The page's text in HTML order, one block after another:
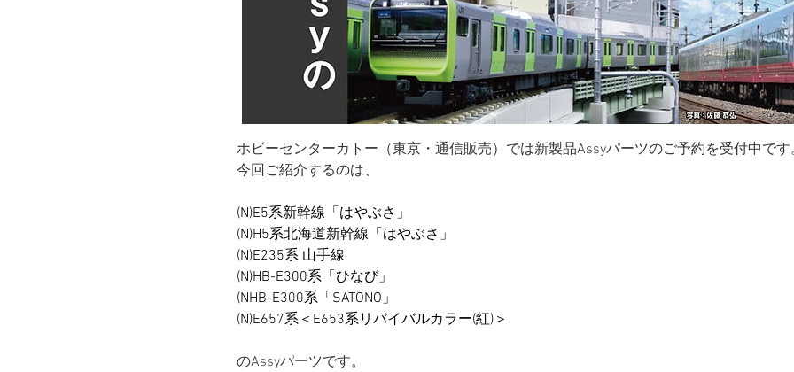
ホビーセンターカトー（東京・通信販売）では新製品Assyパーツのご予約を受付中です
今回ご紹介するのは、
(N)E5系新幹線「はやぶさ」
(N)H5系北海道新幹線「はやぶさ」
(N)E235系 山手線
(N)HB-E300系「ひなび」
(NHB-E300系「SATONO」
(N)E657系＜E653系リバイバルカラー(紅)＞
のAssyパーツです。